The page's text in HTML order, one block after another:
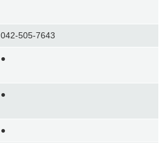
042-505-7643
●
●
●